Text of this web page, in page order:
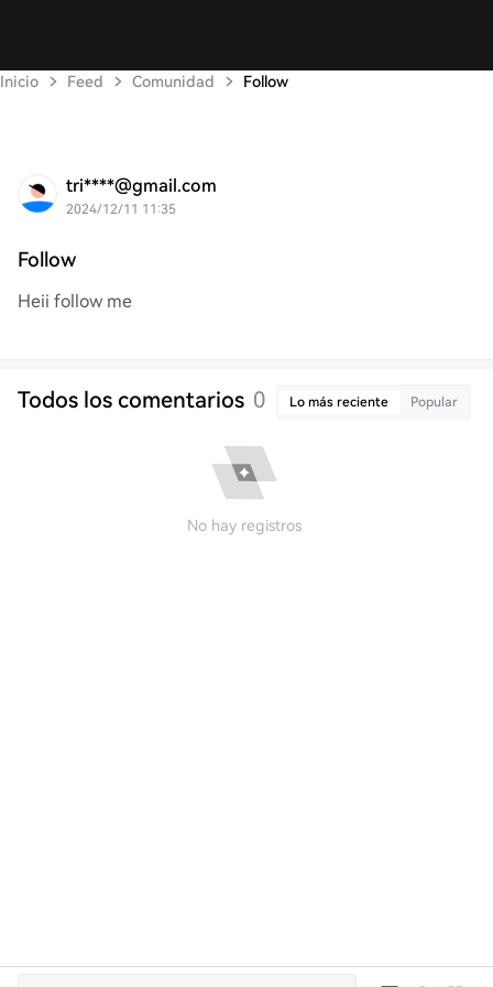
Inicio Feed Comunidad Follow
tri****@gmail.com
2024/12/11 11:35
Follow
Heii follow me
Todos los comentarios 0 Lo más reciente Popular
No hay registros